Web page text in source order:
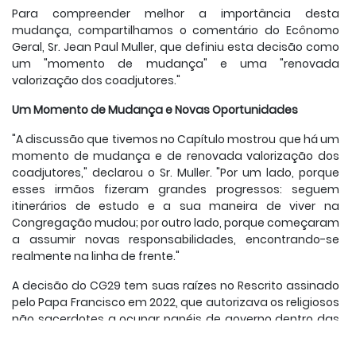
Para compreender melhor a importância desta
mudança, compartilhamos o comentário do Ecônomo
Geral, Sr. Jean Paul Muller, que definiu esta decisão como
um "momento de mudança" e uma "renovada
valorização dos coadjutores."
Um Momento de Mudança e Novas Oportunidades
"A discussão que tivemos no Capítulo mostrou que há um
momento de mudança e de renovada valorização dos
coadjutores," declarou o Sr. Muller. "Por um lado, porque
esses irmãos fizeram grandes progressos: seguem
itinerários de estudo e a sua maneira de viver na
Congregação mudou; por outro lado, porque começaram
a assumir novas responsabilidades, encontrando-se
realmente na linha de frente."
A decisão do CG29 tem suas raízes no Rescrito assinado
pelo Papa Francisco em 2022, que autorizava os religiosos
não sacerdotes a ocupar papéis de governo dentro das